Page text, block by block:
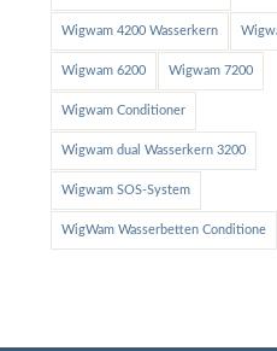
Wigwam 4200 Wasserkern
Wigwam 6200 Wigwam 7200
Wigwam Conditioner
Wigwam dual Wasserkern 3200
Wigwam SOS-System
WigWam Wasserbetten Conditione